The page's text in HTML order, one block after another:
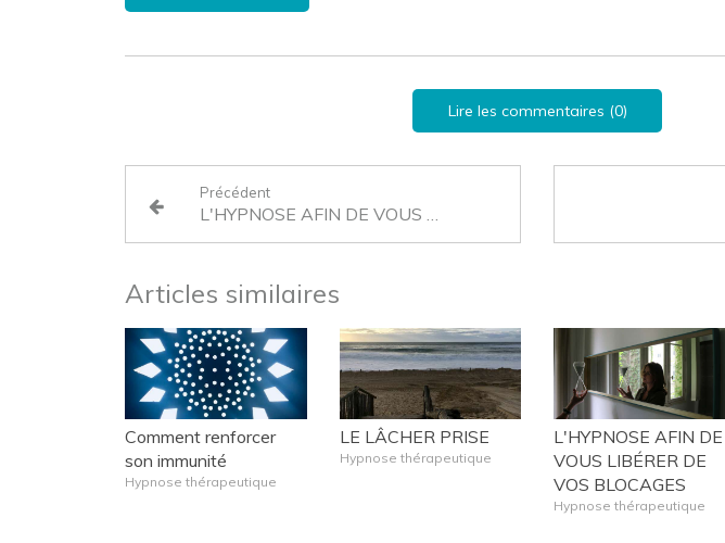
Lire les commentaires (0)
Précédent
L'HYPNOSE AFIN DE VOUS LIBÉRER DE VOS BLOCAGES
Articles similaires
Comment renforcer
son immunité
Hypnose thérapeutique
LE LÂCHER PRISE
Hypnose thérapeutique
L'HYPNOSE AFIN DE
VOUS LIBÉRER DE
VOS BLOCAGES
Hypnose thérapeutique